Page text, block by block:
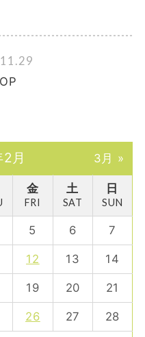
月 3月 »
金
FRI
土
SAT
日
SUN
5 6 7
12 13 14
19 20 21
26 27 28